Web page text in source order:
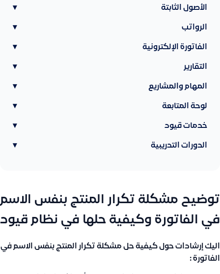
الأصول الثابتة ▾
الرواتب ▾
الفاتورة الإلكترونية ▾
التقارير ▾
المهام والمشاريع ▾
لوحة المتابعة ▾
خدمات قيود ▾
الدورات التدريبية ▾
توضيح مشكلة تكرار المنتج بنفس الاسم
في الفاتورة وكيفية حلها في نظام قيود
اليك إرشادات حول كيفية حل مشكلة تكرار المنتج بنفس الاسم في
الفاتورة :